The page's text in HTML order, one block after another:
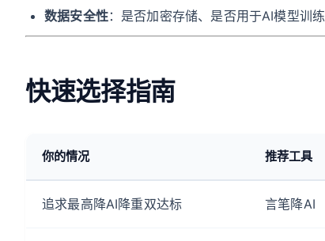
数据安全性：是否加密存储、是否用于AI模型训练
快速选择指南
你的情况 推荐工具
追求最高降AI降重双达标 言笔降AI